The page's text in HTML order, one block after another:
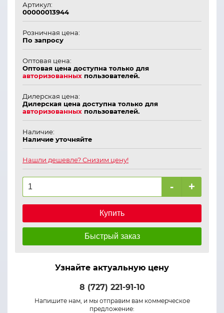
Артикул:
00000013944
Розничная цена:
По запросу
Оптовая цена:
Оптовая цена доступна только для
авторизованных пользователей.
Дилерская цена:
Дилерская цена доступна только для
авторизованных пользователей.
Наличие:
Наличие уточняйте
Нашли дешевле? Снизим цену!
- +
Купить
Быстрый заказ
Узнайте актуальную цену
8 (727) 221-91-10
Напишите нам, и мы отправим вам коммерческое
предложение: